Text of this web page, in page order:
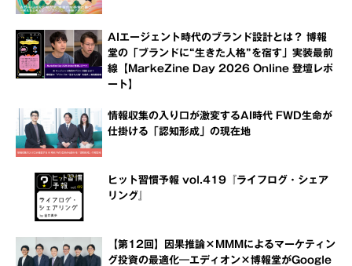
AIエージェント時代のブランド設計とは？ 博報
堂の「ブランドに“生きた人格”を宿す」実装最前
線【MarkeZine Day 2026 Online 登壇レポ
ート】
情報収集の入り口が激変するAI時代 FWD生命が
仕掛ける「認知形成」の現在地
ヒット習慣予報 vol.419『ライフログ・シェア
リング』
【第12回】因果推論×MMMによるマーケティン
グ投資の最適化―エディオン×博報堂がGoogle